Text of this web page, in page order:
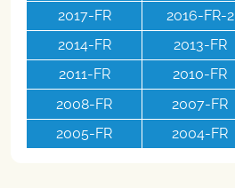
2017-FR
2016-FR-2
2014-FR
2013-FR
2011-FR
2010-FR
2008-FR
2007-FR
2005-FR
2004-FR